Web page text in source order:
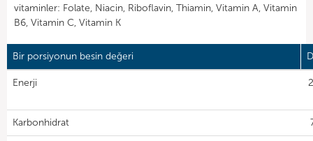
vitaminler: Folate, Niacin, Riboflavin, Thiamin, Vitamin A, Vitamin
B6, Vitamin C, Vitamin K
Bir porsiyonun besin değeri
Enerji
Karbonhidrat